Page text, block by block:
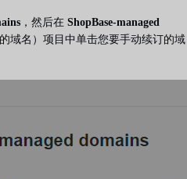
，然后在 ShopBase-managed
的域名）项目中单击您要手动续订的域